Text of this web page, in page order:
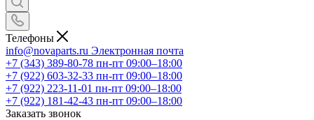
Телефоны
info@novaparts.ru Электронная почта
+7 (343) 389-80-78 пн-пт 09:00–18:00
+7 (922) 603-32-33 пн-пт 09:00–18:00
+7 (922) 223-11-01 пн-пт 09:00–18:00
+7 (922) 181-42-43 пн-пт 09:00–18:00
Заказать звонок